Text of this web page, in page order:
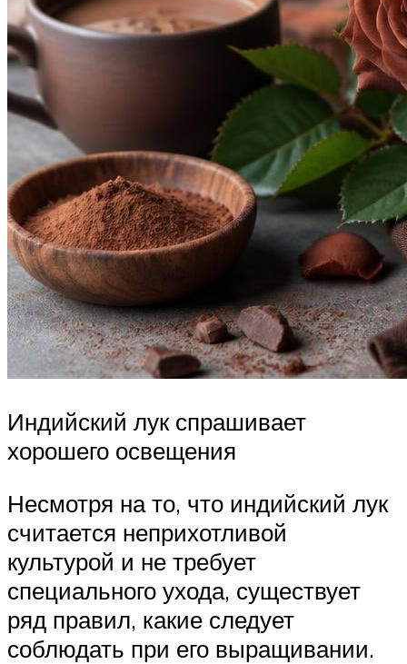
Индийский лук спрашивает
хорошего освещения
Несмотря на то, что индийский лук
считается неприхотливой
культурой и не требует
специального ухода, существует
ряд правил, какие следует
соблюдать при его выращивании.